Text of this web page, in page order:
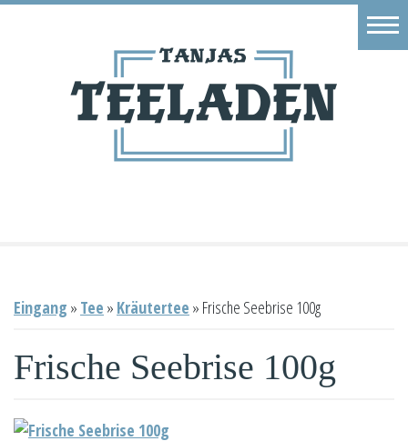
Eingang » Tee » Kräutertee » Frische Seebrise 100g
Frische Seebrise 100g
Geschäft